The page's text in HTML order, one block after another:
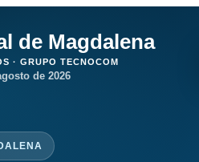
de Magdalena
· GRUPO TECNOCOM
de 2026